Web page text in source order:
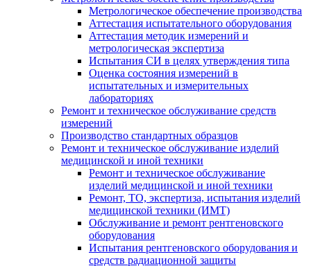
Метрологическое обеспечение производства
Аттестация испытательного оборудования
Аттестация методик измерений и
метрологическая экспертиза
Испытания СИ в целях утверждения типа
Оценка состояния измерений в
испытательных и измерительных
лабораториях
Ремонт и техническое обслуживание средств
измерений
Производство стандартных образцов
Ремонт и техническое обслуживание изделий
медицинской и иной техники
Ремонт и техническое обслуживание
изделий медицинской и иной техники
Ремонт, ТО, экспертиза, испытания изделий
медицинской техники (ИМТ)
Обслуживание и ремонт рентгеновского
оборудования
Испытания рентгеновского оборудования и
средств радиационной защиты